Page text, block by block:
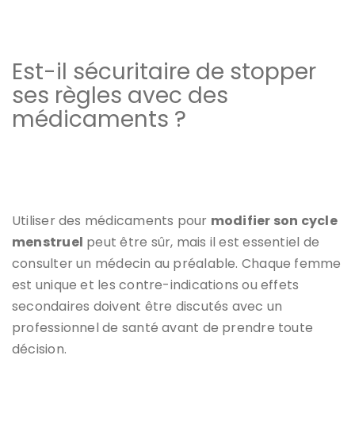
Est-il sécuritaire de stopper
ses règles avec des
médicaments ?
Utiliser des médicaments pour modifier son cycle
menstruel peut être sûr, mais il est essentiel de
consulter un médecin au préalable. Chaque femme
est unique et les contre-indications ou effets
secondaires doivent être discutés avec un
professionnel de santé avant de prendre toute
décision.